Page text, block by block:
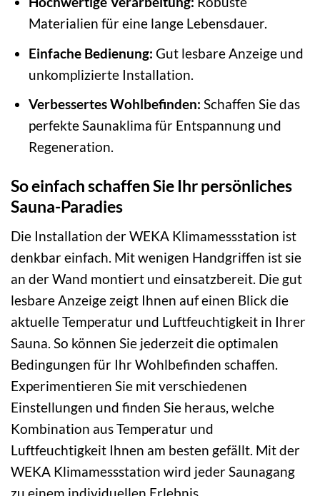
Materialien für eine lange Lebensdauer.
Einfache Bedienung: Gut lesbare Anzeige und
unkomplizierte Installation.
Verbessertes Wohlbefinden: Schaffen Sie das
perfekte Saunaklima für Entspannung und
Regeneration.
So einfach schaffen Sie Ihr persönliches
Sauna-Paradies
Die Installation der WEKA Klimamessstation ist
denkbar einfach. Mit wenigen Handgriffen ist sie
an der Wand montiert und einsatzbereit. Die gut
lesbare Anzeige zeigt Ihnen auf einen Blick die
aktuelle Temperatur und Luftfeuchtigkeit in Ihrer
Sauna. So können Sie jederzeit die optimalen
Bedingungen für Ihr Wohlbefinden schaffen.
Experimentieren Sie mit verschiedenen
Einstellungen und finden Sie heraus, welche
Kombination aus Temperatur und
Luftfeuchtigkeit Ihnen am besten gefällt. Mit der
WEKA Klimamessstation wird jeder Saunagang
zu einem individuellen Erlebnis.